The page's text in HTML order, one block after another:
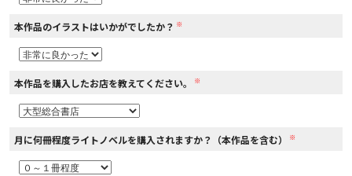
閉じる
本作品のイラストはいかがでしたか？ ※
本作品を購入したお店を教えてください。 ※
月に何冊程度ライトノベルを購入されますか？（本作品を含む） ※